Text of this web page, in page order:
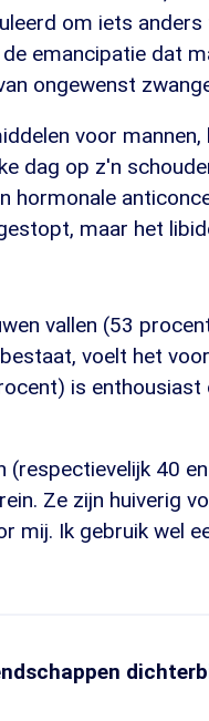
om iets anders
emancipatie dat
ongewenst
voor
dag op z'n
hormonale
maar het
vallen (53
voelt het
is enthousiast
(respectievelijk 40
Ze zijn huiverig
mij. Ik gebruik wel